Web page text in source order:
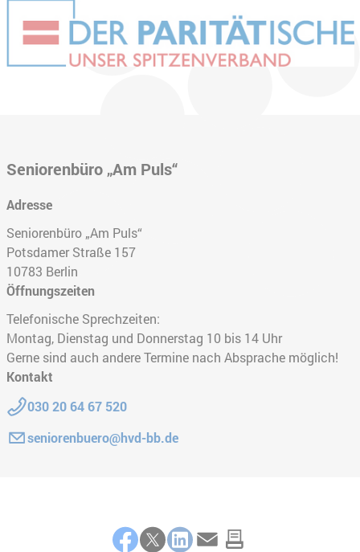
Seniorenbüro „Am Puls“
Adresse
Seniorenbüro „Am Puls“
Potsdamer Straße 157
10783 Berlin
Öffnungszeiten
Telefonische Sprechzeiten:
Montag, Dienstag und Donnerstag 10 bis 14 Uhr
Gerne sind auch andere Termine nach Absprache möglich!
Kontakt
Telefon:
030 20 64 67 520
E-Mail:seniorenbuero@hvd-bb.de